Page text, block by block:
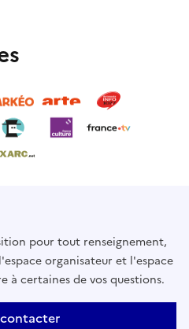
pour tout renseignement,
organisateur et l'espace
à certaines de vos questions.